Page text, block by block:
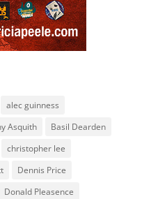
alec guinness
Asquith
Basil Dearden
christopher lee
Dennis Price
Donald Pleasence